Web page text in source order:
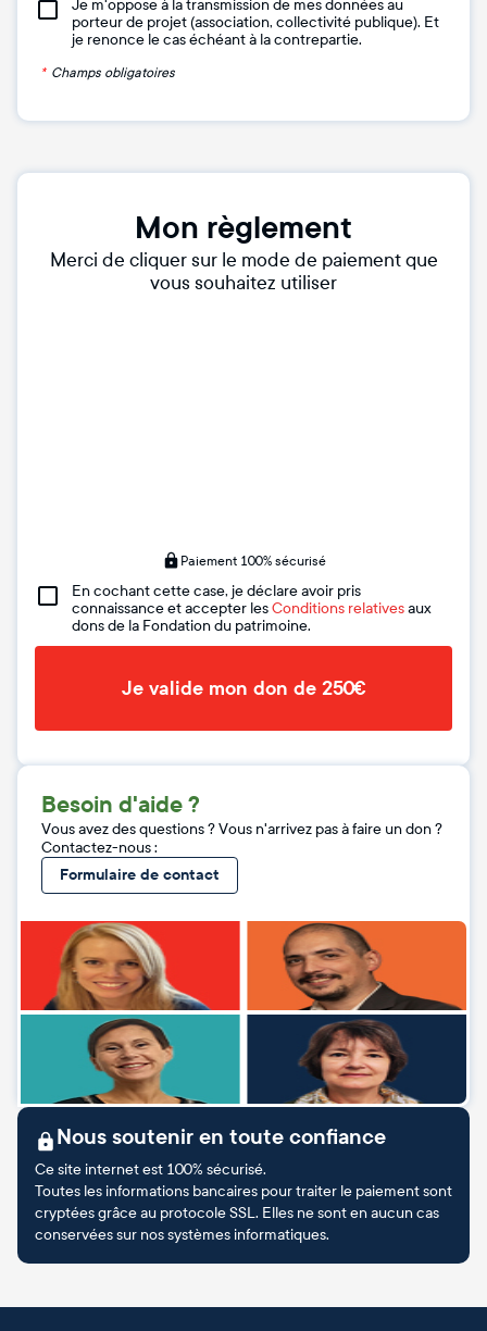
Je m'oppose à la transmission de mes données au
porteur de projet (association, collectivité publique). Et
je renonce le cas échéant à la contrepartie.
* Champs obligatoires
Mon règlement
Merci de cliquer sur le mode de paiement que
vous souhaitez utiliser
Paiement 100% sécurisé
En cochant cette case, je déclare avoir pris
connaissance et accepter lesConditions relativesaux
dons de la Fondation du patrimoine.
Je valide mon don de 250€
Besoin d'aide ?
Vous avez des questions ? Vous n'arrivez pas à faire un don ?
Contactez-nous :
Formulaire de contact
Nous soutenir en toute confiance
Ce site internet est 100% sécurisé.
Toutes les informations bancaires pour traiter le paiement sont
cryptées grâce au protocole SSL. Elles ne sont en aucun cas
conservées sur nos systèmes informatiques.